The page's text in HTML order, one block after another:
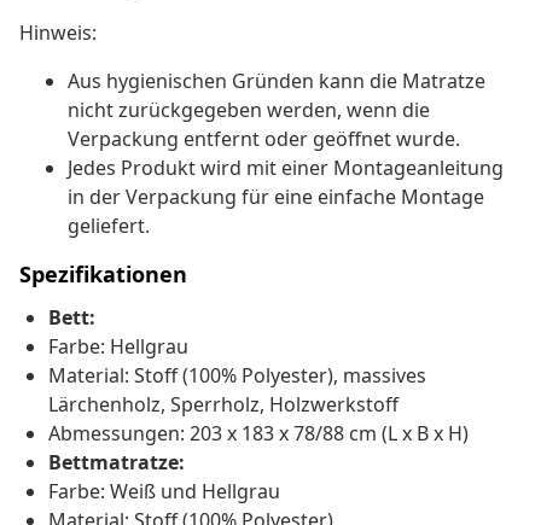
Hinweis:
Aus hygienischen Gründen kann die Matratze
nicht zurückgegeben werden, wenn die
Verpackung entfernt oder geöffnet wurde.
Jedes Produkt wird mit einer Montageanleitung
in der Verpackung für eine einfache Montage
geliefert.
Spezifikationen
Bett:
Farbe: Hellgrau
Material: Stoff (100% Polyester), massives
Lärchenholz, Sperrholz, Holzwerkstoff
Abmessungen: 203 x 183 x 78/88 cm (L x B x H)
Bettmatratze:
Farbe: Weiß und Hellgrau